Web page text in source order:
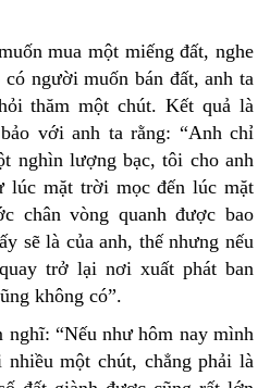
mua một miếng đất, nghe
người muốn bán đất, anh ta
thăm một chút. Kết quả là
với anh ta rằng: “Anh chỉ
nghìn lượng bạc, tôi cho anh
lúc mặt trời mọc đến lúc mặt
chân vòng quanh được bao
sẽ là của anh, thế nhưng nếu
trở lại nơi xuất phát ban
không có”.
“Nếu như hôm nay mình
một chút, chẳng phải là